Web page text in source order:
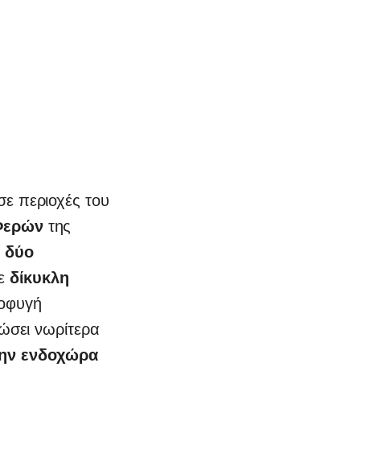
περιοχές του
της
δύο
δίκυκλη
νωρίτερα
ενδοχώρα